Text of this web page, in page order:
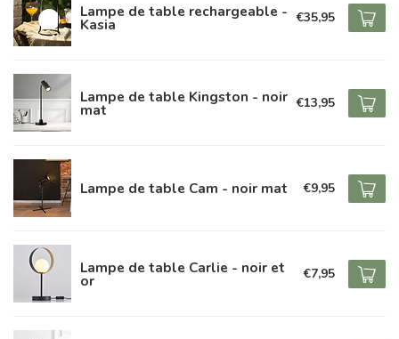
Lampe de table rechargeable -
Kasia €35,95
Lampe de table Kingston - noir
mat €13,95
Lampe de table Cam - noir mat €9,95
Lampe de table Carlie - noir et
or €7,95